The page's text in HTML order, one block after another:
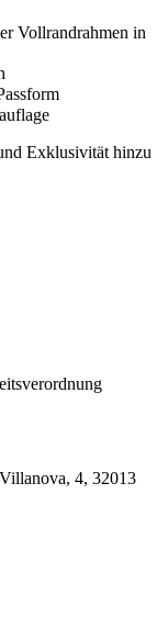
Vollrandrahmen in
Exklusivität hinzu
4, 32013